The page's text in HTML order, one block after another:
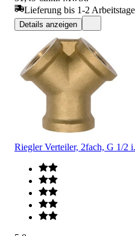
Lieferung bis 1-2 Arbeitstage
Details anzeigen
Riegler Verteiler, 2fach, G 1/2